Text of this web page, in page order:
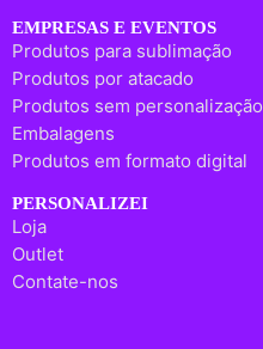
EMPRESAS E EVENTOS
Produtos para sublimação
Produtos por atacado
Produtos sem personalização
Embalagens
Produtos em formato digital
PERSONALIZEI
Loja
Outlet
Contate-nos